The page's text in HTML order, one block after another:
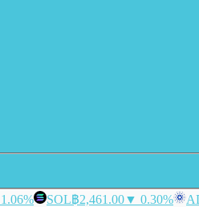
SOL฿2,461.00▼ 0.30%